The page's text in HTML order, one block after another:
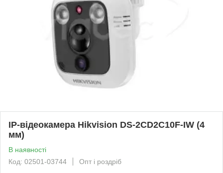
IP-відеокамера Hikvision DS-2CD2C10F-IW (4
мм)
В наявності
Код: 02501-03744
Опт і роздріб